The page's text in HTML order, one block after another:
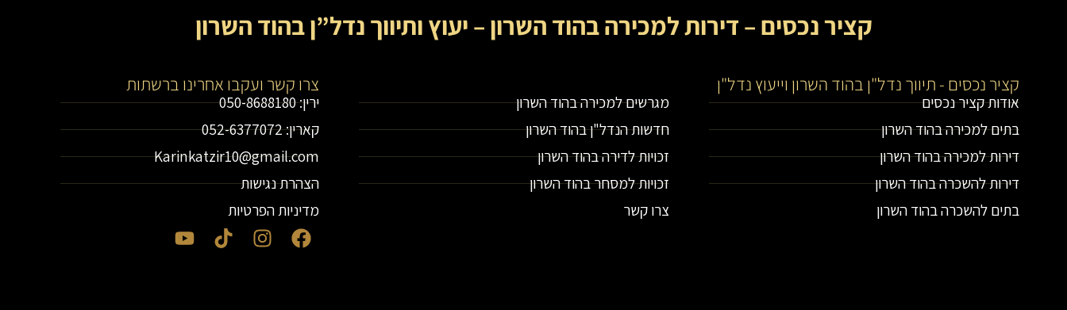
קציר נכסים – דירות למכירה בהוד השרון – יעוץ ותיווך נדל”ן בהוד השרון
קציר נכסים - תיווך נדל"ן בהוד השרון וייעוץ נדל"ן
אודות קציר נכסים
בתים למכירה בהוד השרון
דירות למכירה בהוד השרון
דירות להשכרה בהוד השרון
בתים להשכרה בהוד השרון
מגרשים למכירה בהוד השרון
חדשות הנדל"ן בהוד השרון
זכויות לדירה בהוד השרון
זכויות למסחר בהוד השרון
צרו קשר
צרו קשר ועקבו אחרינו ברשתות
ירין: 050-8688180
קארין: 052-6377072
Karinkatzir10@gmail.com
הצהרת נגישות
מדיניות הפרטיות